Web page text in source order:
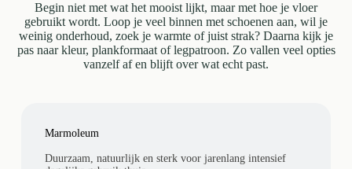
Begin niet met wat het mooist lijkt, maar met hoe je vloer
gebruikt wordt. Loop je veel binnen met schoenen aan, wil je
weinig onderhoud, zoek je warmte of juist strak? Daarna kijk je
pas naar kleur, plankformaat of legpatroon. Zo vallen veel opties
vanzelf af en blijft over wat echt past.
Marmoleum
Duurzaam, natuurlijk en sterk voor jarenlang intensief